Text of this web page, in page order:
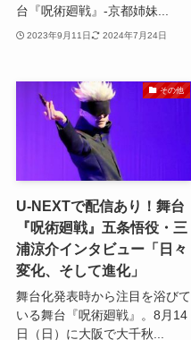
台『呪術廻戦』-京都姉妹...
2023年9月11日 2024年7月24日
その他
U-NEXTで配信あり！舞台
『呪術廻戦』五条悟役・三
浦涼介インタビュー「日々
変化、そして進化」
舞台化発表時から注目を浴びて
いる舞台『呪術廻戦』。8月14
日（日）に大阪で大千秋...